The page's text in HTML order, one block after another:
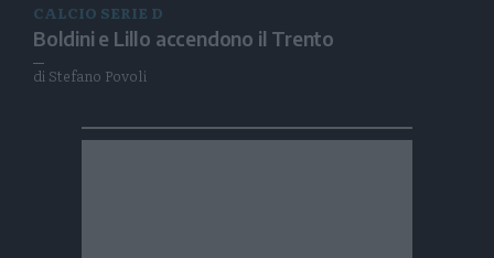
CALCIO SERIE D
Boldini e Lillo accendono il Trento
di Stefano Povoli